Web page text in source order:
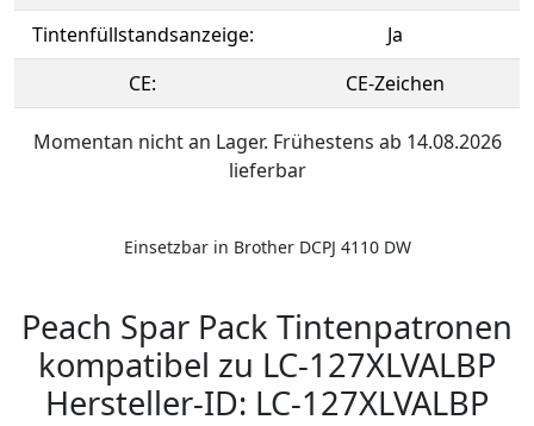
Tintenfüllstandsanzeige:
Ja
CE:
CE-Zeichen
Momentan nicht an Lager. Frühestens ab 14.08.2026
lieferbar
Einsetzbar in Brother DCPJ 4110 DW
Peach Spar Pack Tintenpatronen
kompatibel zu LC-127XLVALBP
Hersteller-ID: LC-127XLVALBP